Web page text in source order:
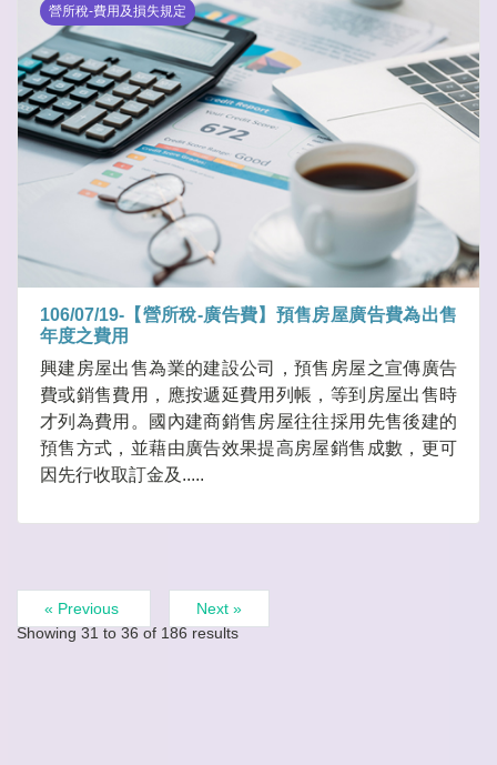
營所稅-費用及損失規定
106/07/19-【營所稅-廣告費】預售房屋廣告費為出售
年度之費用
興建房屋出售為業的建設公司，預售房屋之宣傳廣告
費或銷售費用，應按遞延費用列帳，等到房屋出售時
才列為費用。國內建商銷售房屋往往採用先售後建的
預售方式，並藉由廣告效果提高房屋銷售成數，更可
因先行收取訂金及.....
« Previous
Next »
Showing 31 to 36 of 186 results